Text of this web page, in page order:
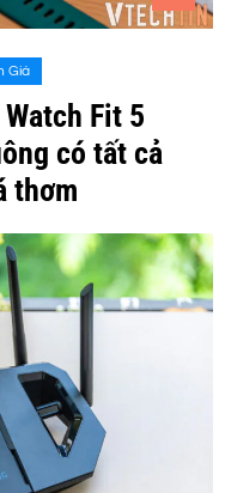
Giá
Fit 5
có tất cả
thơm